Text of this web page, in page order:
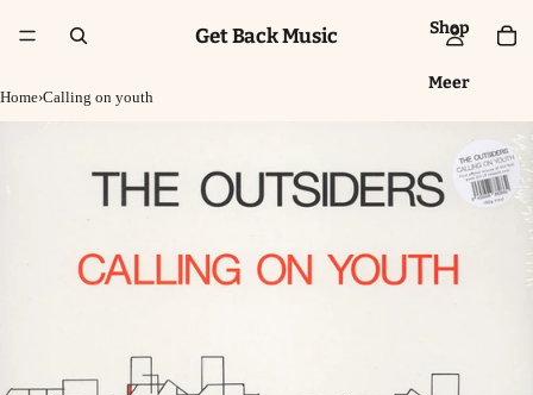
Shop
Meer
Get Back Music
Home›Calling on youth